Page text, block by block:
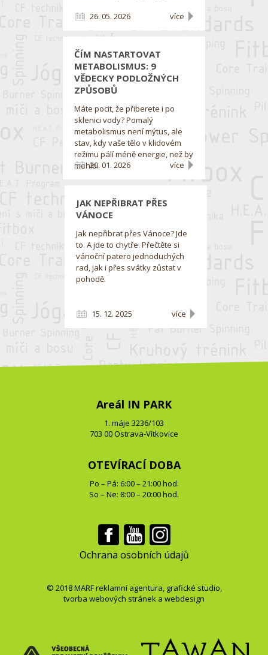
26. 05. 2026 více
ČÍM NASTARTOVAT
METABOLISMUS: 9
VĚDECKY PODLOŽNÝCH
ZPŮSOBŮ
Máte pocit, že přiberete i po
sklenici vody? Pomalý
metabolismus není mýtus, ale
stav, kdy vaše tělo v klidovém
režimu pálí méně energie, než by
mohlo.20. 01. 2026 více
JAK NEPŘIBRAT PŘES
VÁNOCE
Jak nepřibrat přes Vánoce? Jde
to. A jde to chytře. Přečtěte si
vánoční patero jednoduchých
rad, jak i přes svátky zůstat v
pohodě.
15. 12. 2025 více
Areál IN PARK
1. máje 3236/103
703 00 Ostrava-Vítkovice
OTEVÍRACÍ DOBA
Po – Pá: 6:00 – 21:00 hod.
So – Ne: 8:00 – 20:00 hod.
Ochrana osobních údajů
© 2018MARFreklamní agentura, grafické studio,
tvorba webových stránek a webdesign